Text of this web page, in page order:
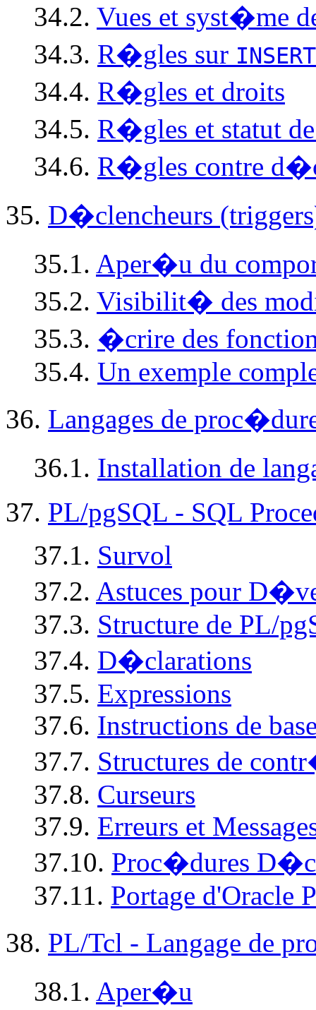
34.2. Vues et syst�me
34.3. R�gles sur INSERT
34.4. R�gles et droits
34.5. R�gles et statut
34.6. R�gles contre
35. D�clencheurs
35.1. Aper�u du
35.2. Visibilit� des
35.3. �crire des
35.4. Un exemple
36. Langages de
36.1. Installation de
37. PL/pgSQL - SQL
37.1. Survol
37.2. Astuces pour
37.3. Structure de PL/
37.4. D�clarations
37.5. Expressions
37.6. Instructions de
37.7. Structures de
37.8. Curseurs
37.9. Erreurs et
37.10. Proc�dures
37.11. Portage d'Oracle
38. PL/Tcl - Langage de
38.1. Aper�u